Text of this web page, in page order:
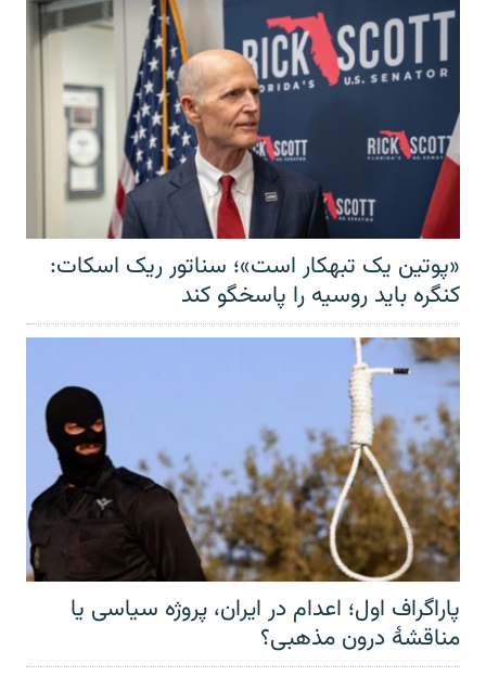
«پوتین یک تبهکار است»؛ سناتور ریک اسکات:
کنگره باید روسیه را پاسخگو کند
پاراگراف اول؛ اعدام در ایران، پروژه سیاسی یا
مناقشهٔ درون مذهبی؟